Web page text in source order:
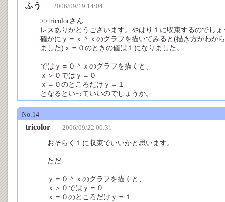
ふう 2006/09/19 14:04
>>tricolorさん
レスありがとうございます。やはり１に収束するのでしょ
確かにｙ＝ｘ＾ｘのグラフを描いてみると(描き方がわか
ました)ｘ＝０のときの値は１になりました。
ではｙ＝０＾ｘのグラフを描くと、
ｘ＞０ではｙ＝０
ｘ＝０のところだけｙ＝１
となるといっていいのでしょうか。
No.14
tricolor 2006/09/22 00:31
おそらく１に収束でいいかと思います。
ただ
ｙ＝０＾ｘのグラフを描くと、
ｘ＞０ではｙ＝０
ｘ＝０のところだけｙ＝１